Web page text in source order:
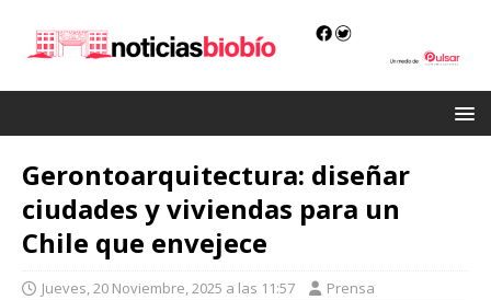
Gerontoarquitectura: diseñar
ciudades y viviendas para un
Chile que envejece
Jueves, 20 Noviembre, 2025 a las 11:57 Prensa